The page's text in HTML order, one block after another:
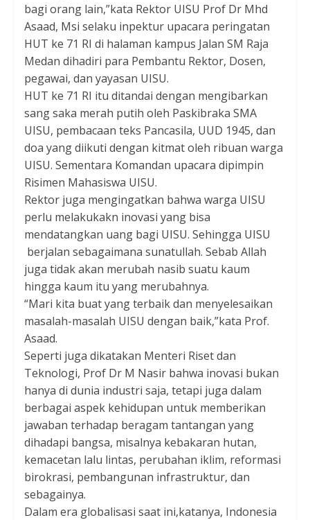
bagi orang lain,”kata Rektor UISU Prof Dr Mhd
Asaad, Msi selaku inpektur upacara peringatan
HUT ke 71 RI di halaman kampus Jalan SM Raja
Medan dihadiri para Pembantu Rektor, Dosen,
pegawai, dan yayasan UISU.
HUT ke 71 RI itu ditandai dengan mengibarkan
sang saka merah putih oleh Paskibraka SMA
UISU, pembacaan teks Pancasila, UUD 1945, dan
doa yang diikuti dengan kitmat oleh ribuan warga
UISU. Sementara Komandan upacara dipimpin
Risimen Mahasiswa UISU.
Rektor juga mengingatkan bahwa warga UISU
perlu melakukakn inovasi yang bisa
mendatangkan uang bagi UISU. Sehingga UISU
berjalan sebagaimana sunatullah. Sebab Allah
juga tidak akan merubah nasib suatu kaum
hingga kaum itu yang merubahnya.
“Mari kita buat yang terbaik dan menyelesaikan
masalah-masalah UISU dengan baik,”kata Prof.
Asaad.
Seperti juga dikatakan Menteri Riset dan
Teknologi, Prof Dr M Nasir bahwa inovasi bukan
hanya di dunia industri saja, tetapi juga dalam
berbagai aspek kehidupan untuk memberikan
jawaban terhadap beragam tantangan yang
dihadapi bangsa, misalnya kebakaran hutan,
kemacetan lalu lintas, perubahan iklim, reformasi
birokrasi, pembangunan infrastruktur, dan
sebagainya.
Dalam era globalisasi saat ini,katanya, Indonesia